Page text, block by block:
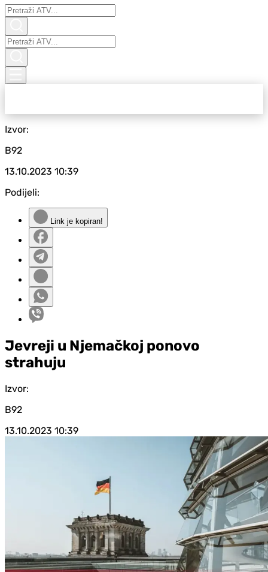
Izvor:
B92
13.10.2023 10:39
Podijeli:
Link je kopiran!
Jevreji u Njemačkoj ponovo
strahuju
Izvor:
B92
13.10.2023 10:39